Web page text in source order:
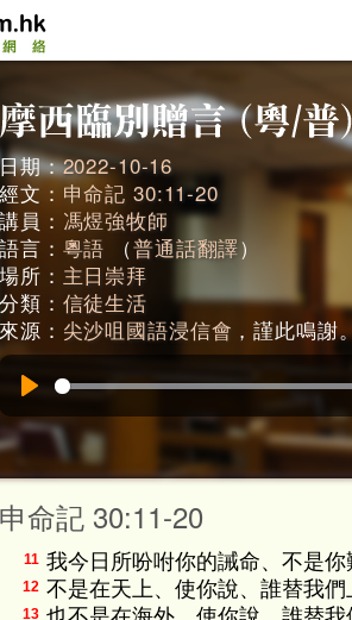
日期：2022-10-16
經文： 申命記 30:11-20
講員： 馮煜強牧師
語言： 粵語 （普通話翻譯）
場所： 主日崇拜
分類： 信徒生活
來源： 尖沙咀國語浸信會 ，謹此鳴謝
申命記 30:11-20
11 我今日所吩咐你的誡命、不是你
12 不是在天上、使你說、誰替我
13